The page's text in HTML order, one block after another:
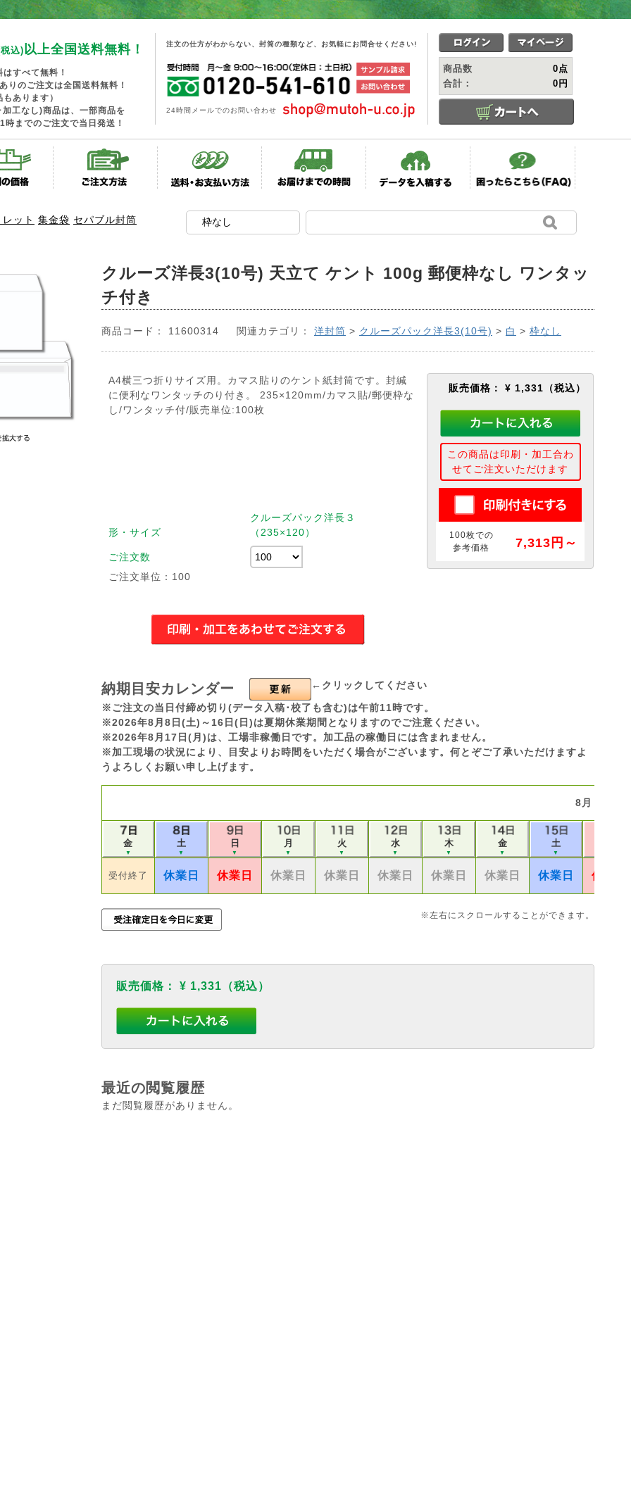
込)以上全国送料無料！
すべて無料！
りのご注文は全国送料無料！
あります）
工なし)商品は、一部商品を
までのご注文で当日発送！
注文の仕方がわからない、封筒の種類など、お気軽にお問合せください!
24時間メールでのお問い合わせ
商品数
0点
合計：
0円
ット 集金袋 セパブル封筒
クルーズ洋長3(10号) 天立て ケント 100g 郵便枠なし ワンタッ
チ付き
商品コード： 11600314 関連カテゴリ： 洋封筒 > クルーズパック洋長3(10号) > 白 > 枠なし
A4横三つ折りサイズ用。カマス貼りのケント紙封筒です。封緘
に便利なワンタッチのり付き。 235×120mm/カマス貼/郵便枠な
し/ワンタッチ付/販売単位:100枚
形・サイズ
クルーズパック洋長３
（235×120）
ご注文数
ご注文単位：100
販売価格： ¥ 1,331 （税込）
この商品は印刷・加工合わ
せてご注文いただけます
100枚での
参考価格
7,313円～
納期目安カレンダー
←クリックしてください
※ご注文の当日付締め切り(データ入稿･校了も含む)は午前11時です。
※2026年8月8日(土)～16日(日)は夏期休業期間となりますのでご注意ください。
※2026年8月17日(月)は、工場非稼働日です。加工品の稼働日には含まれません。
※加工現場の状況により、目安よりお時間をいただく場合がございます。何とぞご了承いただけますよ
うよろしくお願い申し上げます。
8月
金
▼
土
▼
日
▼
月
▼
火
▼
水
▼
木
▼
金
▼
土
▼
受付終了 休業日 休業日 休業日 休業日 休業日 休業日 休業日 休業日 休業日
※左右にスクロールすることができます。
販売価格： ¥ 1,331 （税込）
最近の閲覧履歴
まだ閲覧履歴がありません。